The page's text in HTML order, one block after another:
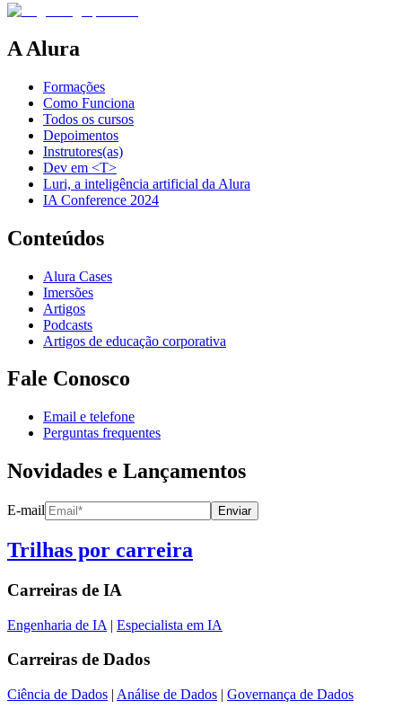
A Alura
Formações
Como Funciona
Todos os cursos
Depoimentos
Instrutores(as)
Dev em <T>
Luri, a inteligência artificial da Alura
IA Conference 2024
Conteúdos
Alura Cases
Imersões
Artigos
Podcasts
Artigos de educação corporativa
Fale Conosco
Email e telefone
Perguntas frequentes
Novidades e Lançamentos
E-mail Enviar
Trilhas por carreira
Carreiras de IA
Engenharia de IA | Especialista em IA
Carreiras de Dados
Ciência de Dados | Análise de Dados | Governança de Dados